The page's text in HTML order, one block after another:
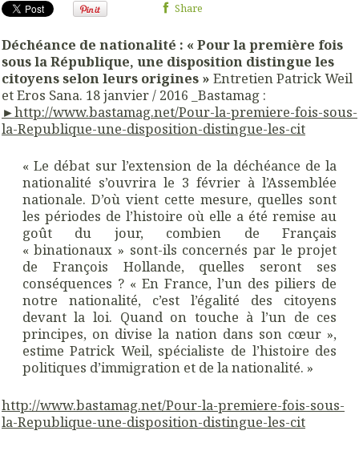
Share
Déchéance de nationalité : « Pour la première fois
sous la République, une disposition distingue les
citoyens selon leurs origines » Entretien Patrick Weil
et Eros Sana. 18 janvier / 2016 _Bastamag :
►http://www.bastamag.net/Pour-la-premiere-fois-sous-
la-Republique-une-disposition-distingue-les-cit
« Le débat sur l’extension de la déchéance de la
nationalité s’ouvrira le 3 février à l’Assemblée
nationale. D’où vient cette mesure, quelles sont
les périodes de l’histoire où elle a été remise au
goût du jour, combien de Français
« binationaux » sont-ils concernés par le projet
de François Hollande, quelles seront ses
conséquences ? « En France, l’un des piliers de
notre nationalité, c’est l’égalité des citoyens
devant la loi. Quand on touche à l’un de ces
principes, on divise la nation dans son cœur »,
estime Patrick Weil, spécialiste de l’histoire des
politiques d’immigration et de la nationalité. »
http://www.bastamag.net/Pour-la-premiere-fois-sous-
la-Republique-une-disposition-distingue-les-cit